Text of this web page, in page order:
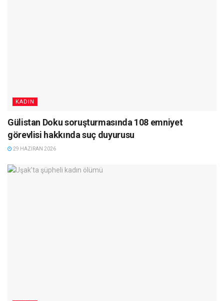
KADIN
Gülistan Doku soruşturmasında 108 emniyet
görevlisi hakkında suç duyurusu
29 HAZIRAN 2026